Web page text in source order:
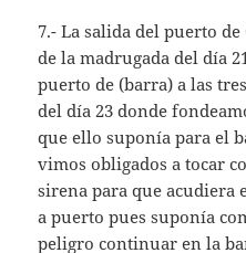
7.- La salida del puerto
de la madrugada del día
puerto de (barra) a las
del día 23 donde
que ello suponía para el
vimos obligados a tocar
sirena para que acudiera
a puerto pues suponía
peligro continuar en la